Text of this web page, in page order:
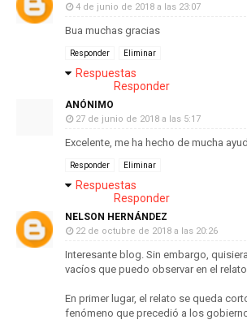
4 de junio de 2018 a las 23:07
Bua muchas gracias
Responder Eliminar
Respuestas
Responder
ANÓNIMO
27 de junio de 2018 a las 5:17
Excelente, me ha hecho de mucha
Responder Eliminar
Respuestas
Responder
NELSON HERNÁNDEZ
22 de octubre de 2018 a las 20:26
Interesante blog. Sin embargo,
vacíos que puedo observar en el
En primer lugar, el relato se queda
fenómeno que precedió a los